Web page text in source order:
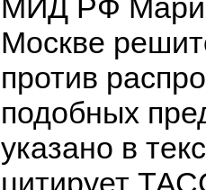
МИД РФ
Москве
против
подобных
указано в
цитирует